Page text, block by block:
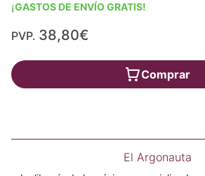
¡GASTOS DE ENVÍO GRATIS!
PVP. 38,80€
Comprar
El Argonauta